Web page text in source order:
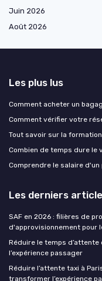
Juin 2026
Août 2026
Les plus lus
Comment acheter un
Comment vérifier votre
Tout savoir sur la
Combien de temps dure le
Comprendre le salaire
Les derniers
SAF en 2026 : filières de
d'approvisionnement pour
Réduire le temps d’attente
l’expérience passager
Réduire l’attente taxi à
transformer l’expérience